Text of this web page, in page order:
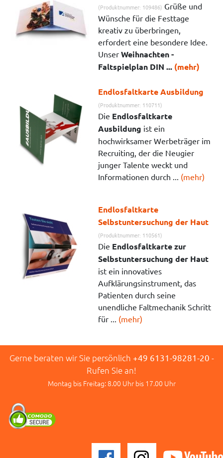
(Produktnummer: 109486) Grüße und
Wünsche für die Festtage
kreativ zu überbringen,
erfordert eine besondere Idee.
UnserWeihnachten -
Faltspielplan DIN ... (mehr)
Endlosfaltkarte Ausbildung
(Produktnummer: 110711)
Die Endlosfaltkarte
Ausbildung ist ein
hochwirksamer Werbeträger im
Recruiting, der die Neugier
junger Talente weckt und
Informationen durch ... (mehr)
Endlosfaltkarte
Selbstuntersuchung der Haut
(Produktnummer: 110561)
Die Endlosfaltkarte zur
Selbstuntersuchung der Haut
ist ein innovatives
Aufklärungsinstrument, das
Patienten durch seine
unendliche Faltmechanik Schritt
für ... (mehr)
Gerne beraten wir Sie persönlich +49 6131-98281-20 -
Rufen Sie an!
Montag bis Freitag: 8.00 Uhr bis 17.00 Uhr